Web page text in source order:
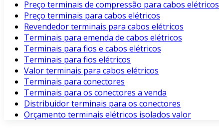
Preço terminais de compressão para cabos elétricos
Preço terminais para cabos elétricos
Revendedor terminais para cabos elétricos
Terminais para emenda de cabos elétricos
Terminais para fios e cabos elétricos
Terminais para fios elétricos
Valor terminais para cabos elétricos
Terminais para conectores
Terminais para os conectores a venda
Distribuidor terminais para os conectores
Orçamento terminais elétricos isolados valor